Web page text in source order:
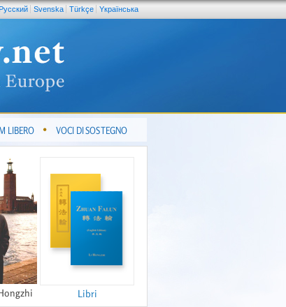
Svenska Türkçe Yкраїнська
LIBERO VOCI DI SOSTEGNO
Libri